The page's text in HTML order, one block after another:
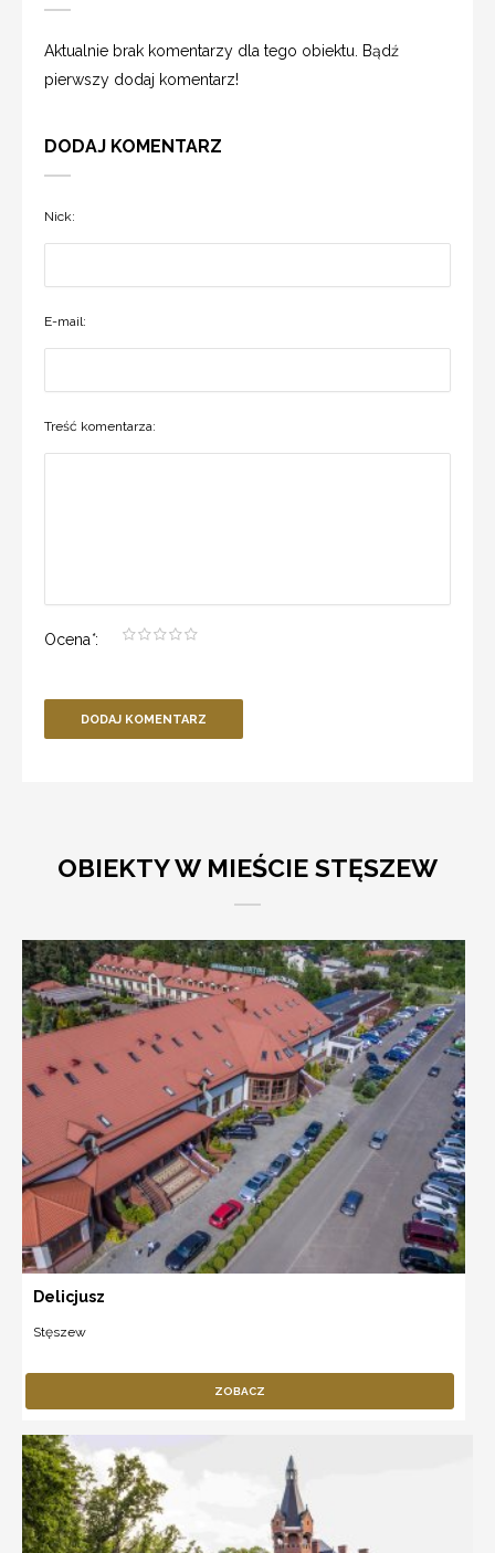
Aktualnie brak komentarzy dla tego obiektu. Bądź
pierwszy dodaj komentarz!
DODAJ KOMENTARZ
Nick:
E-mail:
Treść komentarza:
Ocena*:
DODAJ KOMENTARZ
OBIEKTY W MIEŚCIE STĘSZEW
Delicjusz
Stęszew
ZOBACZ